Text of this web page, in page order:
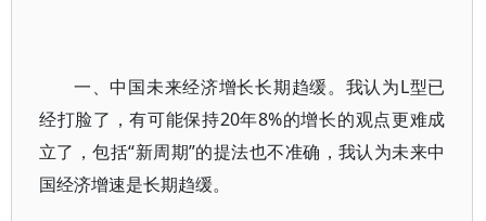
一、中国未来经济增长长期趋缓。我认为L型已
经打脸了，有可能保持20年8%的增长的观点更难成
立了，包括“新周期”的提法也不准确，我认为未来中
国经济增速是长期趋缓。